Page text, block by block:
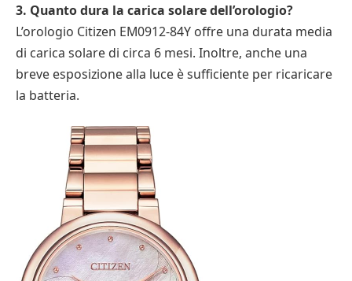
3. Quanto dura la carica solare dell’orologio?
L’orologio Citizen EM0912-84Y offre una durata media
di carica solare di circa 6 mesi. Inoltre, anche una
breve esposizione alla luce è sufficiente per ricaricare
la batteria.